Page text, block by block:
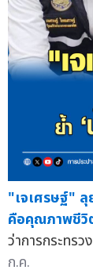
"เจเศรษฐ์" ลุ
คือคุณภาพชีวิ
ว่าการกระทร
ก.ค.